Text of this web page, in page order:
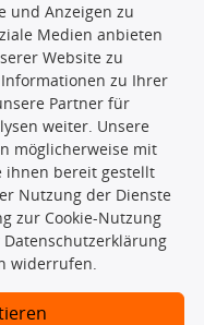
Datenbank dürfen
Datenbank ohne
zu verbreiten
zu lassen. Ein
identifizierte Ersatzteil
und Anzeigen zu
Medien anbieten
Website zu
zu Ihrer
Partner für
weiter. Unsere
möglicherweise mit
ihnen bereit gestellt
Nutzung der Dienste
zur Cookie-Nutzung
widerrufen.